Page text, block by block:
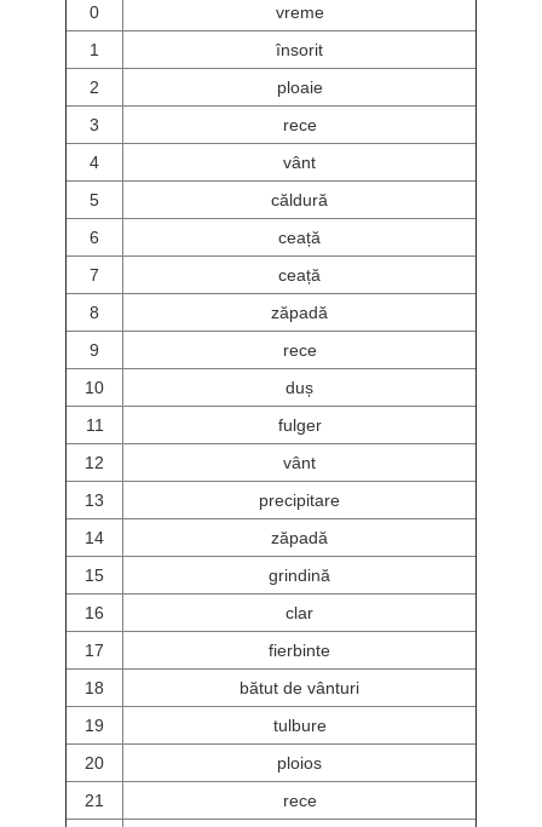
0
vreme
1
însorit
2
ploaie
3
rece
4
vânt
5
căldură
6
ceață
7
ceață
8
zăpadă
9
rece
10
duș
11
fulger
12
vânt
13
precipitare
14
zăpadă
15
grindină
16
clar
17
fierbinte
18
bătut de vânturi
19
tulbure
20
ploios
21
rece